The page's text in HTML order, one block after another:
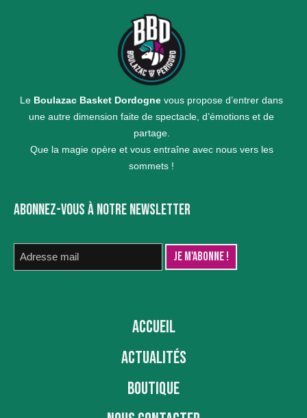
Le Boulazac Basket Dordogne vous propose d’entrer dans
une autre dimension faite de spectacle, d’émotions et de
partage.
Que la magie opère et vous entraîne avec nous vers les
sommets !
ABONNEZ-VOUS À NOTRE NEWSLETTER
ACCUEIL
ACTUALITÉS
BOUTIQUE